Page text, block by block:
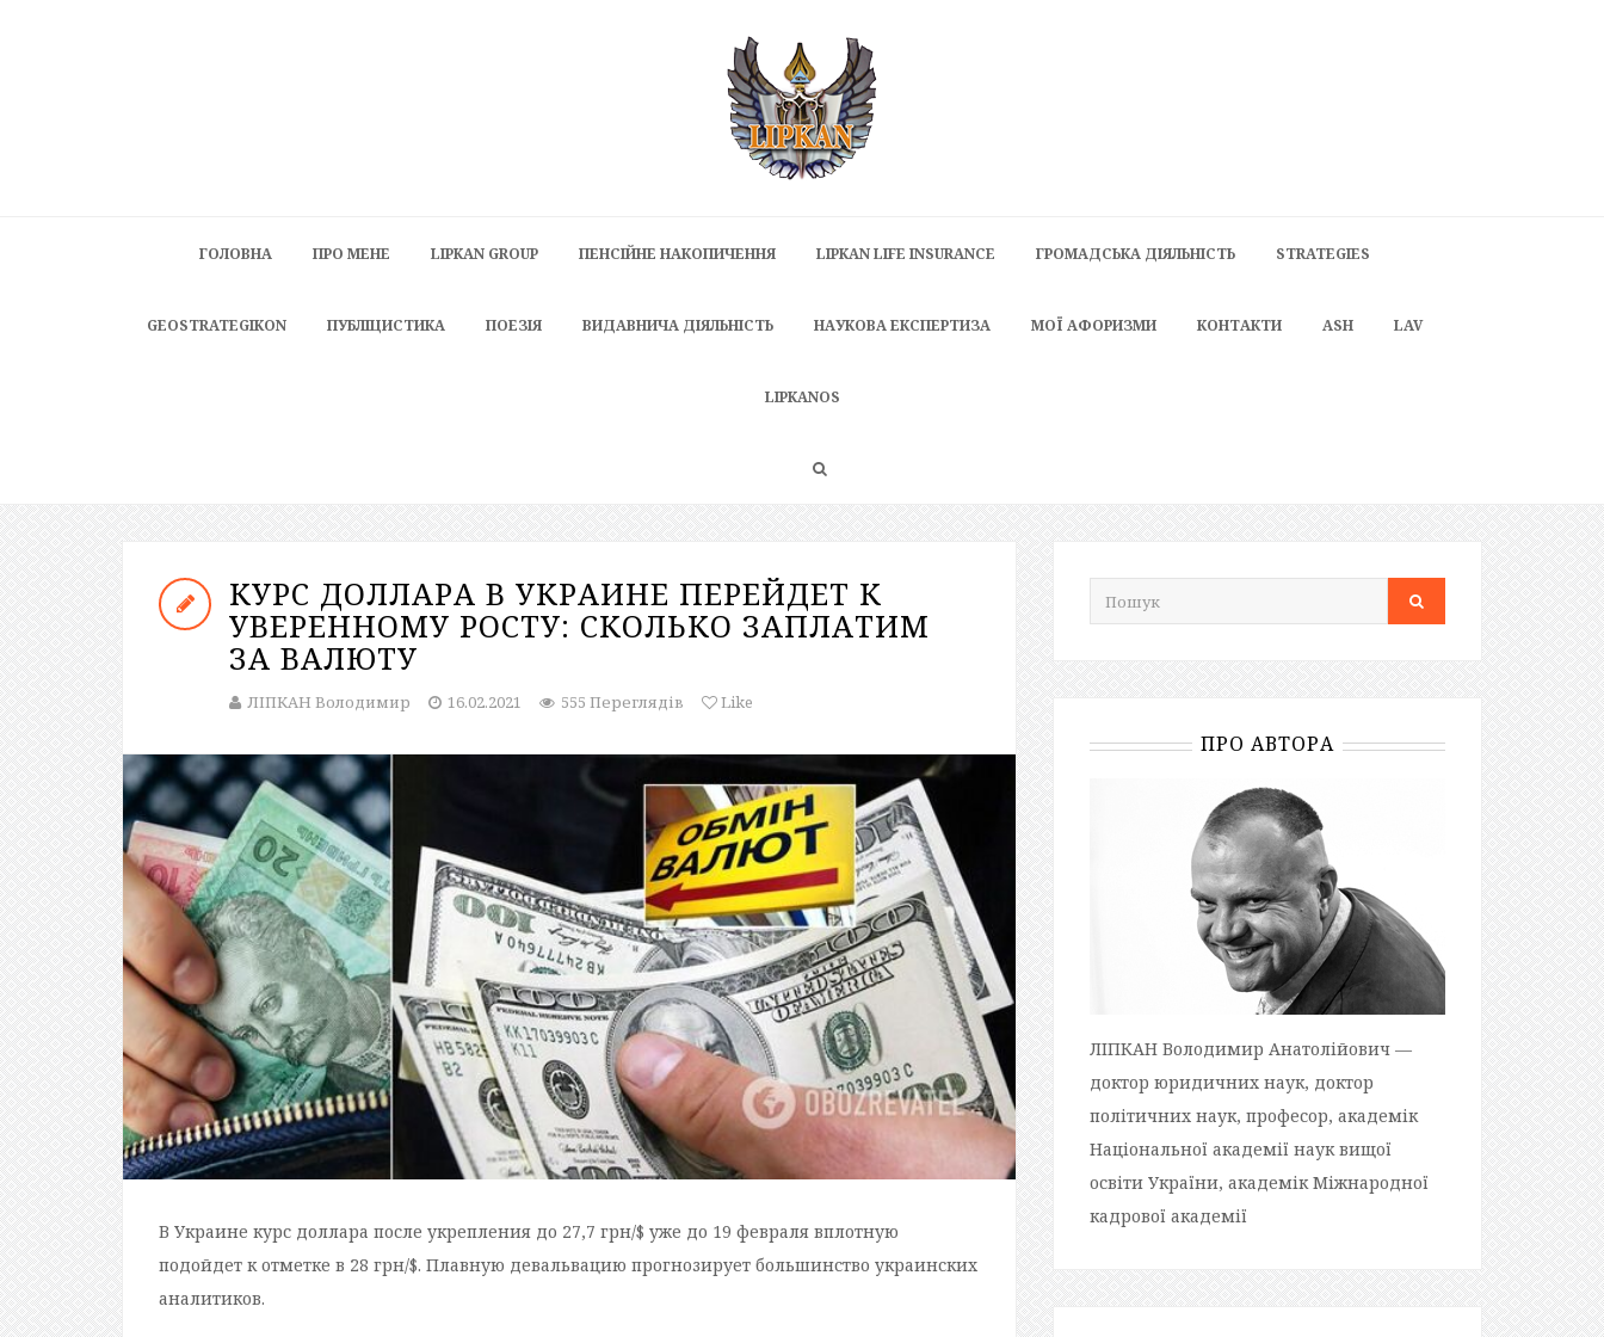
ГОЛОВНА ПРО МЕНЕ LIPKAN GROUP ПЕНСІЙНЕ НАКОПИЧЕННЯ LIPKAN LIFE INSURANCE ГРОМАДСЬКА ДІЯЛЬНІСТЬ STRATEGIES
GEOSTRATEGIKON ПУБЛІЦИСТИКА ПОЕЗІЯ ВИДАВНИЧА ДІЯЛЬНІСТЬ НАУКОВА ЕКСПЕРТИЗА МОЇ АФОРИЗМИ КОНТАКТИ ASH LAV
LIPKANOS
КУРС ДОЛЛАРА В УКРАИНЕ ПЕРЕЙДЕТ К
УВЕРЕННОМУ РОСТУ: СКОЛЬКО ЗАПЛАТИМ
ЗА ВАЛЮТУ
ЛІПКАН Володимир 16.02.2021 555 Переглядів Like
В Украине курс доллара после укрепления до 27,7 грн/$ уже до 19 февраля вплотную
подойдет к отметке в 28 грн/$. Плавную девальвацию прогнозирует большинство украинских
аналитиков.
ПРО АВТОРА
ЛІПКАН Володимир Анатолійович —
доктор юридичних наук, доктор
політичних наук, професор, академік
Національної академії наук вищої
освіти України, академік Міжнародної
кадрової академії